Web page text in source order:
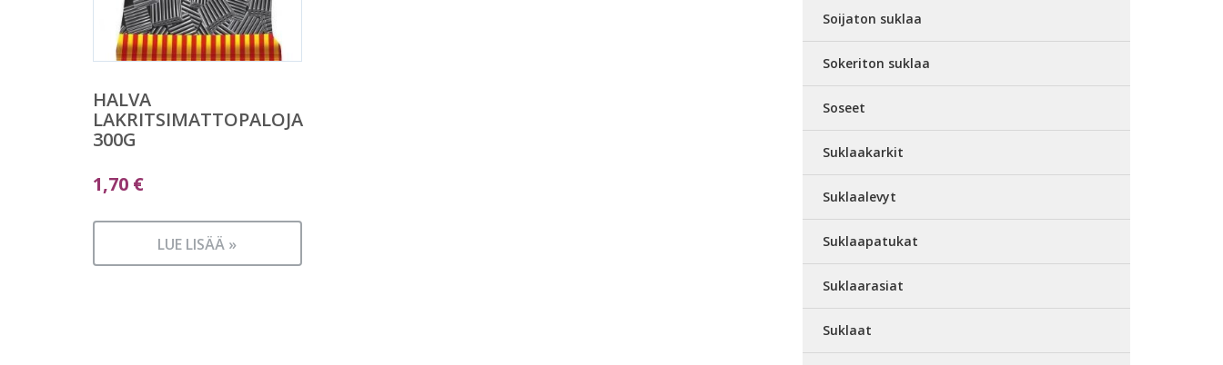
HALVA
LAKRITSIMATTOPALOJA
300G
1,70 €
LUE LISÄÄ »
Soijaton suklaa
Sokeriton suklaa
Soseet
Suklaakarkit
Suklaalevyt
Suklaapatukat
Suklaarasiat
Suklaat